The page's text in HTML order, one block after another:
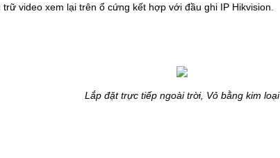
video xem lại trên ổ cứng kết hợp với đầu ghi IP Hikvision.
Lắp đặt trực tiếp ngoài trời, Vỏ bằng kim loại